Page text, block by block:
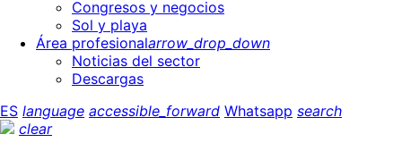
Congresos y negocios
Sol y playa
Área profesionalarrow_drop_down
Noticias del sector
Descargas
ES language accessible_forward Whatsapp search
clear